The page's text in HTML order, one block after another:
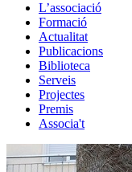
L’associació
Formació
Actualitat
Publicacions
Biblioteca
Serveis
Projectes
Premis
Associa't